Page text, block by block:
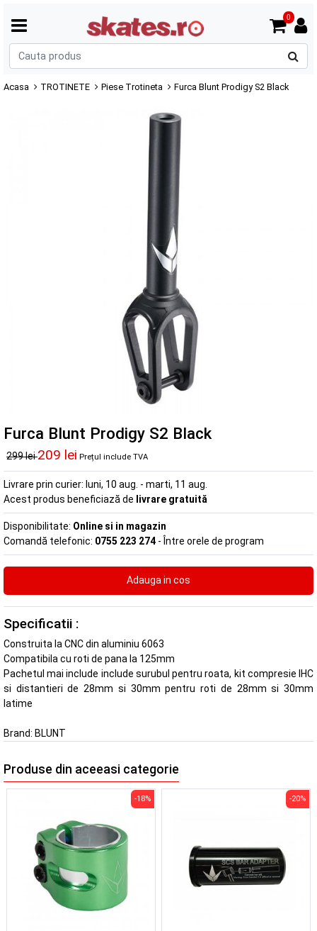
0
Acasa TROTINETE Piese Trotineta Furca Blunt Prodigy S2 Black
Furca Blunt Prodigy S2 Black
299 lei209 lei Prețul include TVA
Livrare prin curier: luni, 10 aug. - marti, 11 aug.
Acest produs beneficiază de livrare gratuită
Disponibilitate: Online si in magazin
Comandă telefonic: 0755 223 274 - Între orele de program
Specificatii :
Construita la CNC din aluminiu 6063
Compatibila cu roti de pana la 125mm
Pachetul mai include include surubul pentru roata, kit compresie IHC
si distantieri de 28mm si 30mm pentru roti de 28mm si 30mm
latime
Brand: BLUNT
Produse din aceeasi categorie
-18% -20%